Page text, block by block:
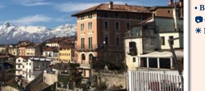
•
📷
☀